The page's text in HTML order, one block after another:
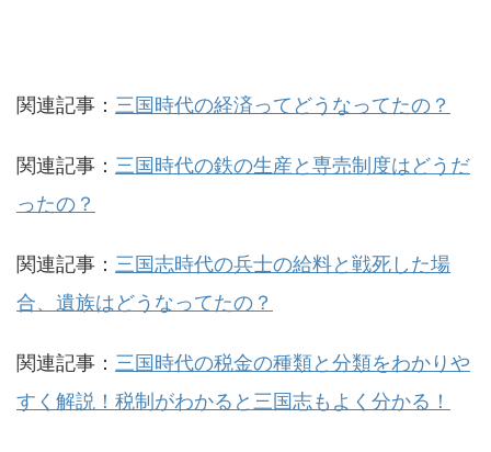
関連記事： 三国時代の経済ってどうなってたの？
関連記事： 三国時代の鉄の生産と専売制度はどうだ
ったの？
関連記事： 三国志時代の兵士の給料と戦死した場
合、遺族はどうなってたの？
関連記事： 三国時代の税金の種類と分類をわかりや
すく解説！税制がわかると三国志もよく分かる！